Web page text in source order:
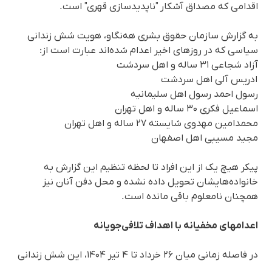
اقدامی که مصداق آشکار "ناپدیدسازی قهری" است.
به گزارش سازمان حقوق بشری هه‌نگاو، هویت شش زندانی
سیاسی که در روزهای اخیر اعدام شده‌اند عبارت است از:
آزاد شجاعی ۳۱ ساله و اهل سردشت
ادریس آلی اهل سردشت
رسول احمد رسول اهل سلیمانیه
اسماعیل فکری ۳۰ ساله و اهل تهران
محمدامین مهدوی شایسته ۲۷ ساله و اهل تهران
مجید مسیبی اهل اصفهان
پیکر هیچ‌ یک از این افراد تا لحظه تنظیم این گزارش به
خانواده‌هایشان تحویل داده نشده و محل دفن آنان نیز
همچنان نامعلوم باقی مانده است.
اعدامهای مخفیانه با اهداف تلافی‌جویانه
در فاصله زمانی میان ۲۶ خرداد تا ۴ تیر ۱۴۰۴، این شش زندانی